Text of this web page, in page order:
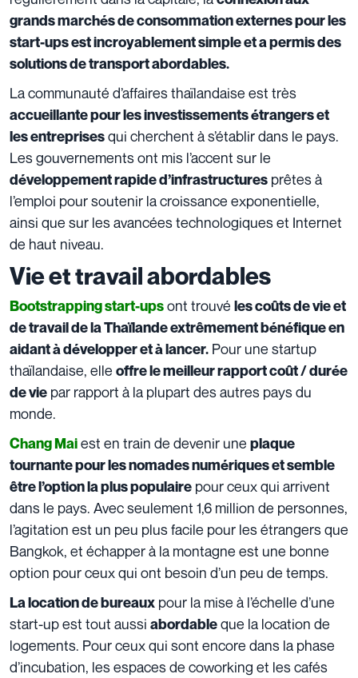
grands marchés de consommation externes pour les
start-ups est incroyablement simple et a permis des
solutions de transport abordables.
La communauté d’affaires thaïlandaise est très
accueillante pour les investissements étrangers et
les entreprisesqui cherchent à s’établir dans le pays.
Les gouvernements ont mis l’accent sur le
développement rapide d’infrastructures prêtes à
l’emploi pour soutenir la croissance exponentielle,
ainsi que sur les avancées technologiques et Internet
de haut niveau.
Vie et travail abordables
Bootstrapping start-upsont trouvé les coûts de vie et
de travail de la Thaïlandeextrêmement bénéfique en
aidant à développer et à lancer. Pour une startup
thaïlandaise, elle offre le meilleur rapport coût / durée
de vie par rapport à la plupart des autres pays du
monde.
Chang Maiest en train de devenir une plaque
tournante pour les nomades numériques et semble
être l’option la plus populaire pour ceux qui arrivent
dans le pays. Avec seulement 1,6 million de personnes,
l’agitation est un peu plus facile pour les étrangers que
Bangkok, et échapper à la montagne est une bonne
option pour ceux qui ont besoin d’un peu de temps.
La location de bureaux pour la mise à l’échelle d’une
start-up est tout aussi abordableque la location de
logements. Pour ceux qui sont encore dans la phase
d’incubation, les espaces de coworking et les cafés